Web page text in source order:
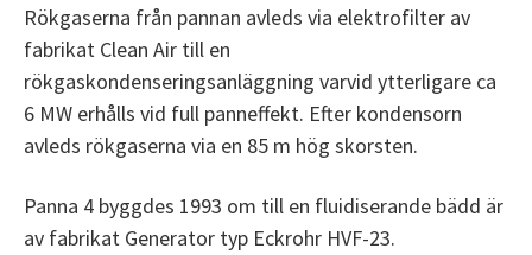
Rökgaserna från pannan avleds via elektrofilter av
fabrikat Clean Air till en
rökgaskondenseringsanläggning varvid ytterligare ca
6 MW erhålls vid full panneffekt. Efter kondensorn
avleds rökgaserna via en 85 m hög skorsten.
Panna 4 byggdes 1993 om till en fluidiserande bädd är
av fabrikat Generator typ Eckrohr HVF-23.